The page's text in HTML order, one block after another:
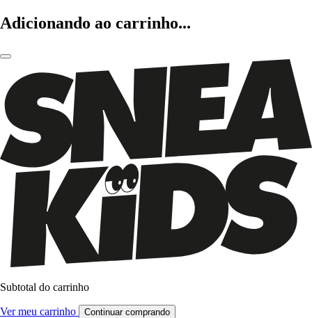
Adicionando ao carrinho...
Subtotal do carrinho
Ver meu carrinho Continuar comprando